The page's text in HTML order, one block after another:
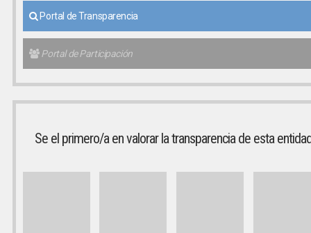
Portal de Transparencia
Portal de Participación
Se el primero/a en valorar la transparencia de esta